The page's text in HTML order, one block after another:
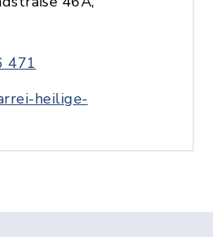
471
heilige-